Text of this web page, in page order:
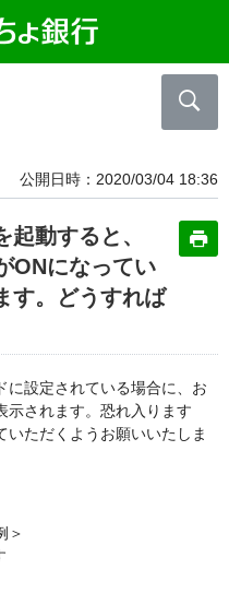
公開日時 2020/03/04 18:36
動すると、
ONになってい
す。どうすれば
に設定されている場合に、お
示されます。恐れ入ります
ただくようお願いいたしま
＞